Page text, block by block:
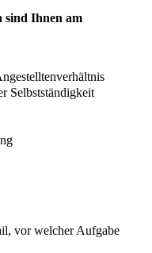
sind Ihnen am
Selbstständigkeit
vor welcher Aufgabe